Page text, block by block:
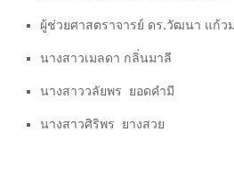
ผู้ช่วยศาสตราจารย์ ดร.วัฒนา แก้
นางสาวเมลดา กลิ่นมาลี
นางสาววลัยพร ยอดคำมี
นางสาวศิริพร ยางสวย